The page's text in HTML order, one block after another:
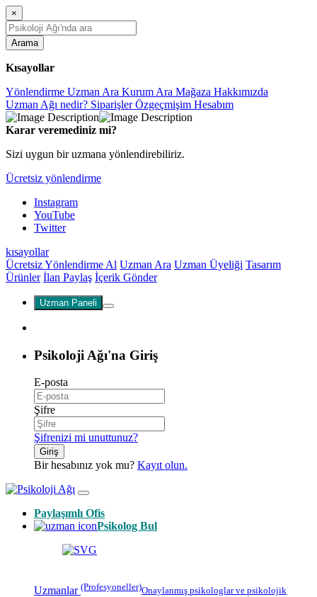
×
Arama
Kısayollar
Yönlendirme Uzman Ara Kurum Ara Mağaza Hakkımızda
Uzman Ağı nedir? SiparişlerÖzgeçmişim Hesabım
Karar veremediniz mi?
Sizi uygun bir uzmana yönlendirebiliriz.
Ücretsiz yönlendirme
Instagram
YouTube
Twitter
kısayollar
Ücretsiz Yönlendirme Al Uzman Ara Uzman Üyeliği Tasarım
Ürünler İlan Paylaş İçerik Gönder
Uzman Paneli
Psikoloji Ağı'na Giriş
E-posta
Şifre
Şifrenizi mi unuttunuz?
Giriş
Bir hesabınız yok mu? Kayıt olun.
Paylaşımlı Ofis
Psikolog Bul
Uzmanlar (Profesyoneller)Onaylanmış psikologlarve psikolojik